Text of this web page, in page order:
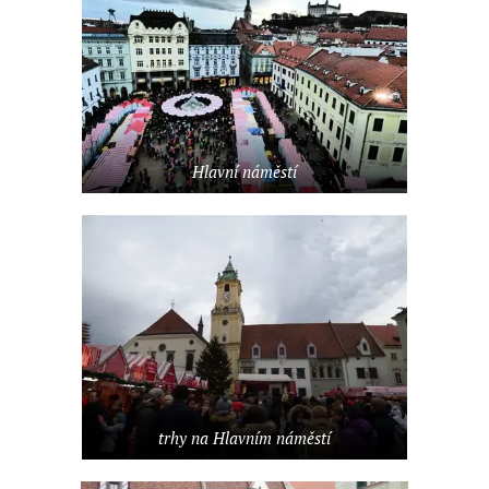
Hlavní náměstí
trhy na Hlavním náměstí